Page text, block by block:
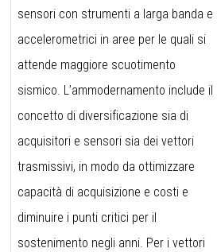
sensori con strumenti a larga banda e
accelerometrici in aree per le quali si
attende maggiore scuotimento
sismico. L’ammodernamento include il
concetto di diversificazione sia di
acquisitori e sensori sia dei vettori
trasmissivi, in modo da ottimizzare
capacità di acquisizione e costi e
diminuire i punti critici per il
sostenimento negli anni. Per i vettori